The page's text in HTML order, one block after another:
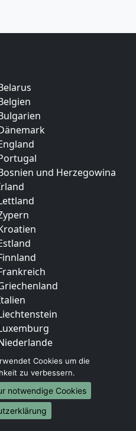
und Herzegowina
Cookies um die
zu verbessern.
notwendige Cookies